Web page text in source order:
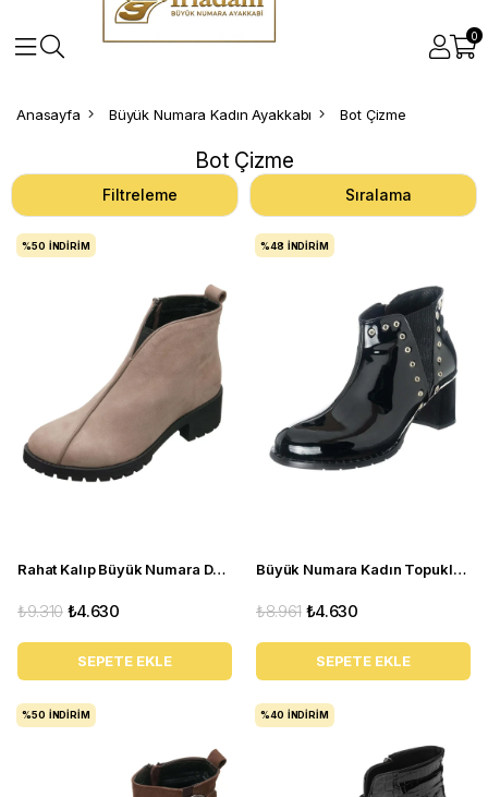
0
Anasayfa Büyük Numara Kadın Ayakkabı Bot Çizme
Bot Çizme
Filtreleme Sıralama
Rahat Kalıp Büyük Numara Deri BOT Ysm06 Antrasit
₺4.630
₺9.310
SEPETE EKLE
%50 İNDIRIM
Büyük Numara Kadın Topuklu BOT K268 siyah
₺4.630
₺8.961
SEPETE EKLE
%48 İNDIRIM
%50 İNDIRIM %40 İNDIRIM